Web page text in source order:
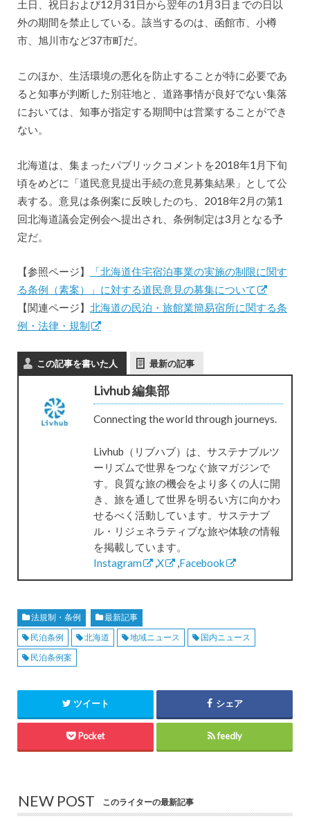
土日、祝日および12月31日から翌年の1月3日までの日以
外の期間を禁止している。該当するのは、函館市、小樽
市、旭川市など37市町だ。
このほか、生活環境の悪化を防止することが特に必要であ
ると知事が判断した別荘地と、道路事情が良好でない集落
においては、知事が指定する期間中は営業することができ
ない。
北海道は、集まったパブリックコメントを2018年1月下旬
頃をめどに「道民意見提出手続の意見募集結果」として公
表する。意見は条例案に反映したのち、2018年2月の第1
回北海道議会定例会へ提出され、条例制定は3月となる予
定だ。
【参照ページ】
「北海道住宅宿泊事業の実施の制限に関す
る条例（素案）」に対する道民意見の募集について
【関連ページ】 北海道の民泊・旅館業簡易宿所に関する条
例・法律・規制
この記事を書いた人 最新の記事
Livhub 編集部
Connecting the world through journeys.
Livhub（リブハブ）は、サステナブルツ
ーリズムで世界をつなぐ旅マガジンで
す。良質な旅の機会をより多くの人に開
き、旅を通して世界を明るい方に向かわ
せるべく活動しています。サステナブ
ル・リジェネラティブな旅や体験の情報
を掲載しています。
Instagram
,X ,Facebook
法規制・条例
最新記事
民泊条例
北海道 地域ニュース
国内ニュース
民泊条例案
ツイート シェア
Pocket feedly
NEW POST このライターの最新記事